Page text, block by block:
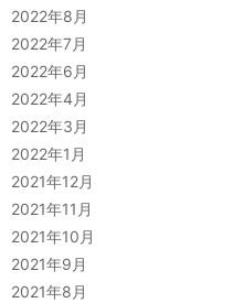
2022年8月
2022年7月
2022年6月
2022年4月
2022年3月
2022年1月
2021年12月
2021年11月
2021年10月
2021年9月
2021年8月